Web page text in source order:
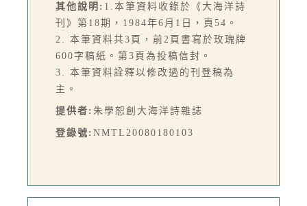
其他說明: 1.本筆資料收錄於《大海洋詩
刊》第18期，1984年6月1日，頁54。
2. 本筆資料共3頁，前2頁書寫於玫瑰牌
600字稿紙。第3頁為投稿信封。
3. 本筆資料詮釋以修改過的刊登稿為
主。
提供者: 朱學恕創大海洋詩雜誌
登錄號: NMTL20080180103